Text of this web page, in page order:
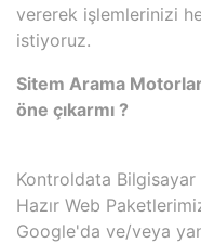
vererek işlemlerinizi
istiyoruz.
Sitem Arama
öne çıkarmı ?
Kontroldata Bilgisayar
Hazır Web
Google'da ve/veya